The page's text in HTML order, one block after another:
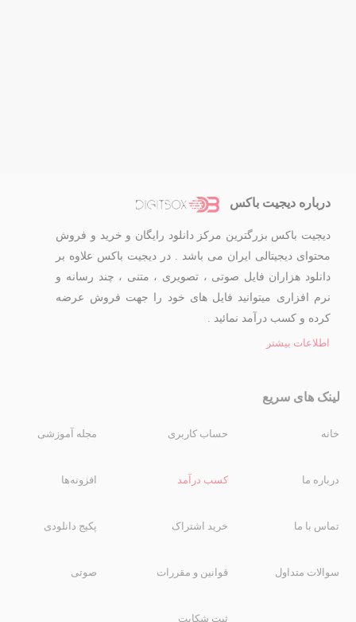
درباره دیجیت باکس
دیجیت باکس بزرگترین مرکز دانلود رایگان و خرید و فروش
محتوای دیجیتالی ایران می باشد . در دیجیت باکس علاوه بر
دانلود هزاران فایل صوتی ، تصویری ، متنی ، چند رسانه و
نرم افزاری میتوانید فایل های خود را جهت فروش عرضه
کرده و کسب درآمد نمائید .
اطلاعات بیشتر
لینک های سریع
خانه
درباره ما
تماس با ما
سوالات متداول
حساب کاربری
کسب درآمد
خرید اشتراک
قوانین و مقررات
ثبت شکایت
مجله آموزشی
افزونه‌ها
پکیج دانلودی
صوتی